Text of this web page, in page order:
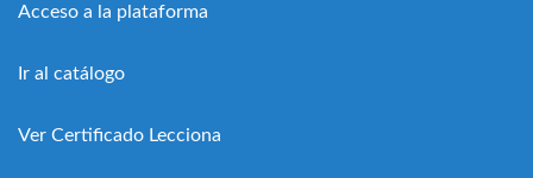
Acceso a la plataforma
Ir al catálogo
Ver Certificado Lecciona